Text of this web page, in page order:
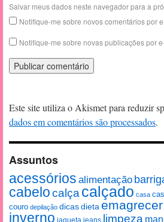
Salvar meus dados neste navegador para a
Notifique-me sobre novos comentários por
Notifique-me sobre novas publicações por
Este site utiliza o Akismet para reduzir
dados em comentários são processados.
Assuntos
acessórios alimentação
cabelocalça calçado casa
couro depilação dicas dieta emagrecer
inverno jaqueta jeans limpeza